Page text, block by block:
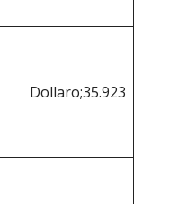
Dollaro;35.923